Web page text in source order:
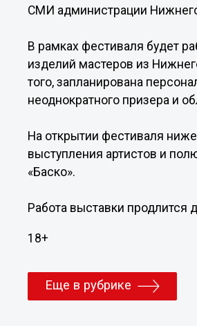
СМИ администрации
В рамках фестиваля будет
изделий мастеров из
того, запланирована
неоднократного призера и
На открытии фестиваля
выступления артистов и
«Баско».
Работа выставки продлится
18+
Еще в рубрике